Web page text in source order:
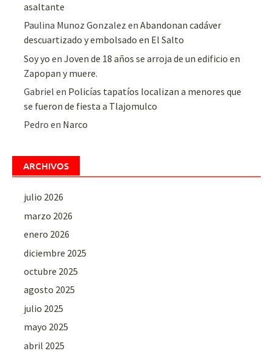
asaltante
Paulina Munoz Gonzalez enAbandonan cadáver
descuartizado y embolsado en El Salto
Soy yo enJoven de 18 años se arroja de un edificio en
Zapopan y muere.
Gabriel en Policías tapatíos localizan a menores que
se fueron de fiesta a Tlajomulco
Pedro en Narco
ARCHIVOS
julio 2026
marzo 2026
enero 2026
diciembre 2025
octubre 2025
agosto 2025
julio 2025
mayo 2025
abril 2025